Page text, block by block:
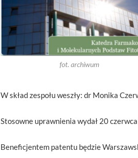
fot. archiwum
W skład zespołu weszły: dr Monika
Stosowne uprawnienia wydał 20
Beneficjentem patentu będzie